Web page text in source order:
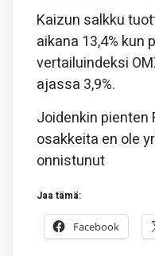
Kaizun salkku
aikana 13,4% kun
vertailuindeksi
ajassa 3,9%.
Joidenkin
osakkeita en ole
onnistunut
Jaa tämä:
Facebook